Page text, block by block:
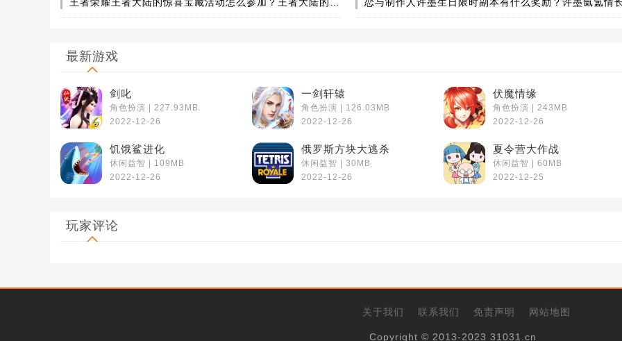
最新游戏
剑叱
角色扮演 | 227.93MB
2022-12-26
一剑轩辕
角色扮演 | 126.03MB
2022-12-26
伏魔情缘
角色扮演 | 243MB
2022-12-26
饥饿鲨进化
休闲益智 | 109MB
2022-12-26
俄罗斯方块大逃杀
休闲益智 | 30MB
2022-12-26
夏令营大作战
休闲益智 | 60MB
2022-12-25
玩家评论
关于我们 联系我们 免责声明 网站地图
Copyright © 2013-2023 31031.cn